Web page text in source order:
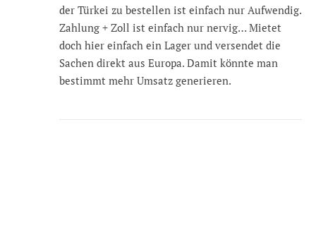
der Türkei zu bestellen ist einfach nur Aufwendig.
Zahlung + Zoll ist einfach nur nervig… Mietet
doch hier einfach ein Lager und versendet die
Sachen direkt aus Europa. Damit könnte man
bestimmt mehr Umsatz generieren.